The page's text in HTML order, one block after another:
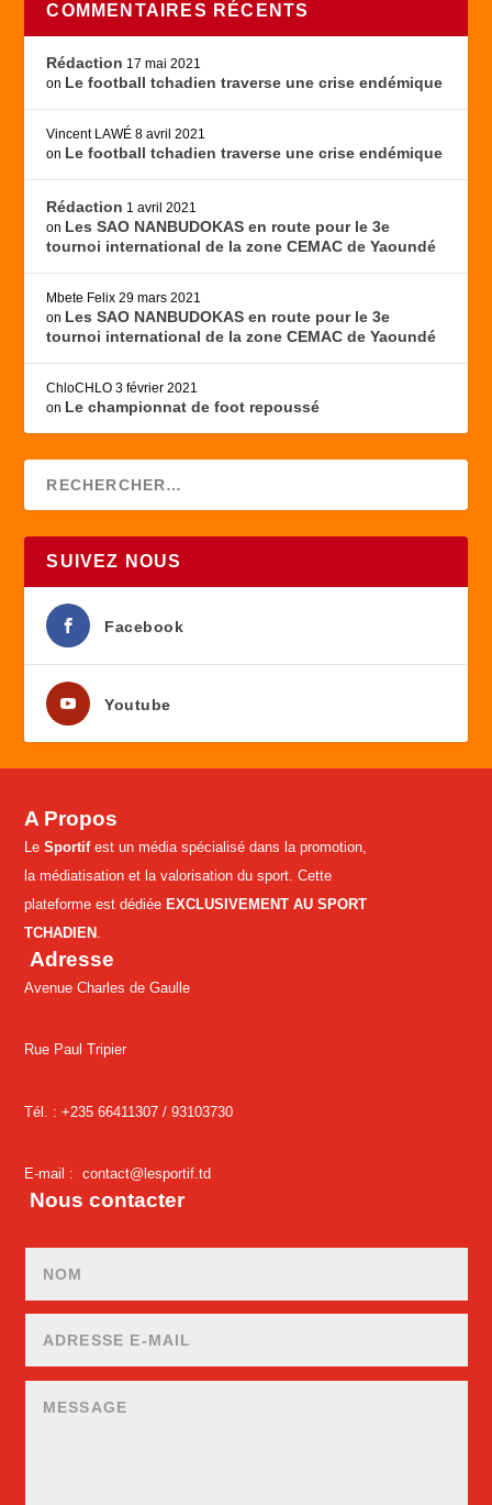
COMMENTAIRES RÉCENTS
Rédaction 17 mai 2021
on Le football tchadien traverse une crise endémique
Vincent LAWÉ 8 avril 2021
on Le football tchadien traverse une crise endémique
Rédaction 1 avril 2021
on Les SAO NANBUDOKAS en route pour le 3e
tournoi international de la zone CEMAC de Yaoundé
Mbete Felix 29 mars 2021
on Les SAO NANBUDOKAS en route pour le 3e
tournoi international de la zone CEMAC de Yaoundé
ChloCHLO 3 février 2021
on Le championnat de foot repoussé
SUIVEZ NOUS
Facebook
Youtube
A Propos
LeSportifest un média spécialisé dans la promotion,
la médiatisation et la valorisation du sport. Cette
plateforme est dédiée EXCLUSIVEMENT AU SPORT
TCHADIEN .
Adresse
Avenue Charles de Gaulle
Rue Paul Tripier
Tél. : +235 66411307 /93103730
E-mail :contact@lesportif.td
Nous contacter